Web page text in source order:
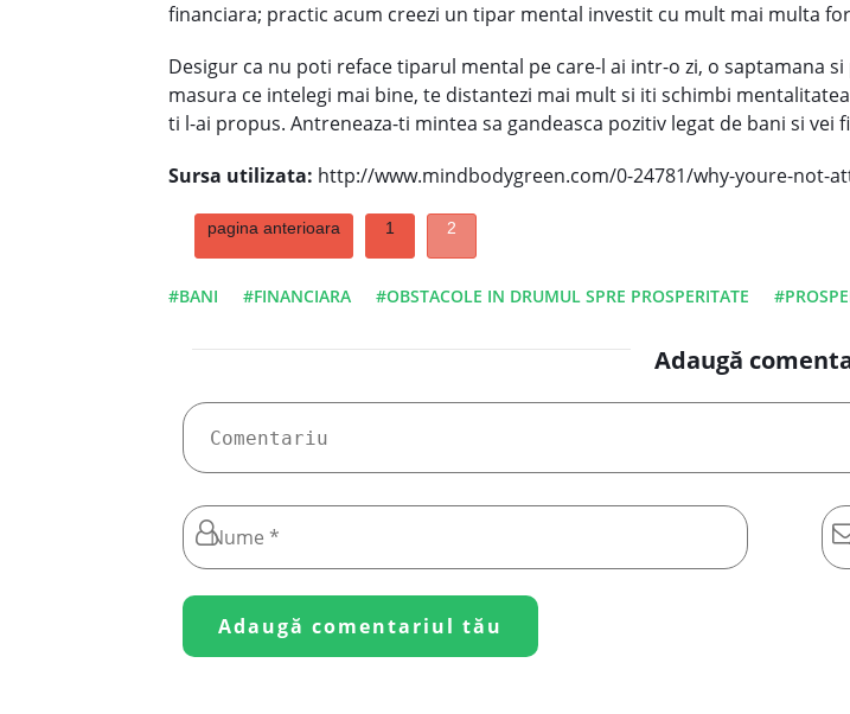
financiara; practic acum creezi un tipar mental investit cu mult mai multa
Desigur ca nu poti reface tiparul mental pe care-l ai intr-o zi, o saptamana
masura ce intelegi mai bine, te distantezi mai mult si iti schimbi
ti l-ai propus. Antreneaza-ti mintea sa gandeasca pozitiv legat de bani si
Sursa utilizata: http://www.mindbodygreen.com/0-24781/why-youre-not-
pagina anterioara 1 2
#BANI #FINANCIARA #OBSTACOLE IN DRUMUL SPRE PROSPERITATE
Adaugă